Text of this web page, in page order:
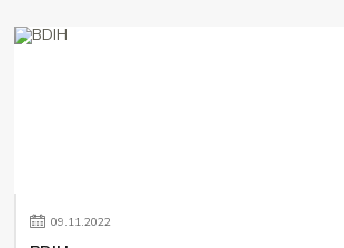
09.11.2022